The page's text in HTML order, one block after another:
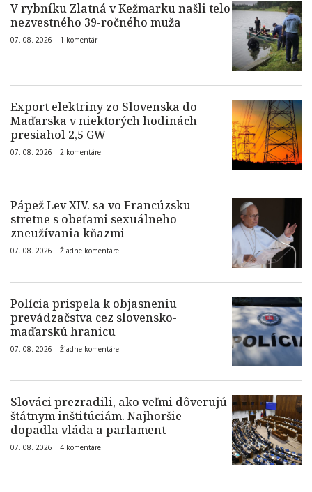
V rybníku Zlatná v Kežmarku našli telo
nezvestného 39-ročného muža
07. 08. 2026 | 1 komentár
Export elektriny zo Slovenska do
Maďarska v niektorých hodinách
presiahol 2,5 GW
07. 08. 2026 | 2 komentáre
Pápež Lev XIV. sa vo Francúzsku
stretne s obeťami sexuálneho
zneužívania kňazmi
07. 08. 2026 | Žiadne komentáre
Polícia prispela k objasneniu
prevádzačstva cez slovensko-
maďarskú hranicu
07. 08. 2026 | Žiadne komentáre
Slováci prezradili, ako veľmi dôverujú
štátnym inštitúciám. Najhoršie
dopadla vláda a parlament
07. 08. 2026 | 4 komentáre